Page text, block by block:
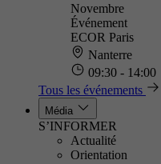
Novembre
Événement
ECOR Paris
Nanterre
09:30 - 14:00
Tous les événements
Média
S’INFORMER
Actualité
Orientation